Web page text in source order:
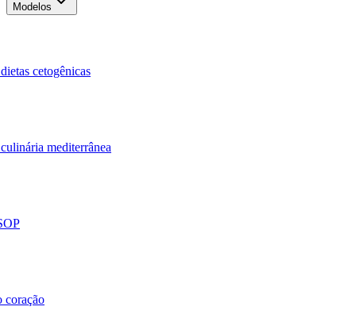
Modelos
cetogênicas
mediterrânea
coração